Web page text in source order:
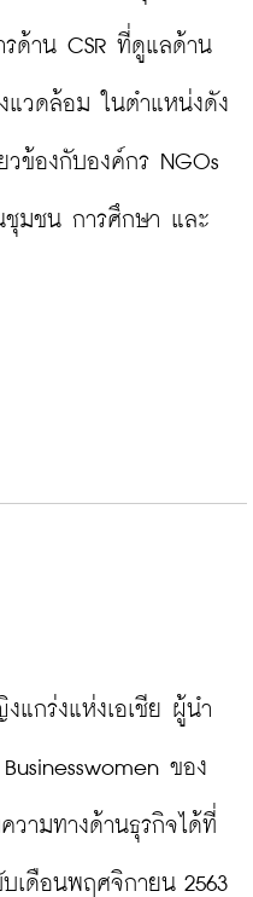
รด้าน CSR ที่ดูแลด้าน
แวดล้อม ในตำแหน่งดัง
วข้องกับองค์กร NGOs
ชุมชน การศึกษา และ
แกร่งแห่งเอเชีย ผู้นำ
ของ
วามทางด้านธุรกิจได้ที่
เดือนพฤศจิกายน 2563